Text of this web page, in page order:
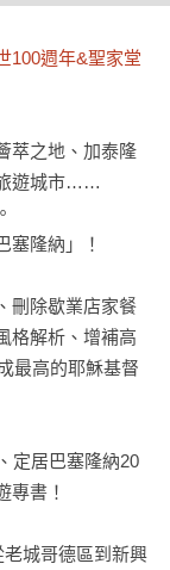
100週年&聖家堂
萃之地、加泰隆
遊城市……
塞隆納」！
刪除歇業店家餐
格解析、增補高
最高的耶穌基督
定居巴塞隆納20
專書！
城哥德區到新興